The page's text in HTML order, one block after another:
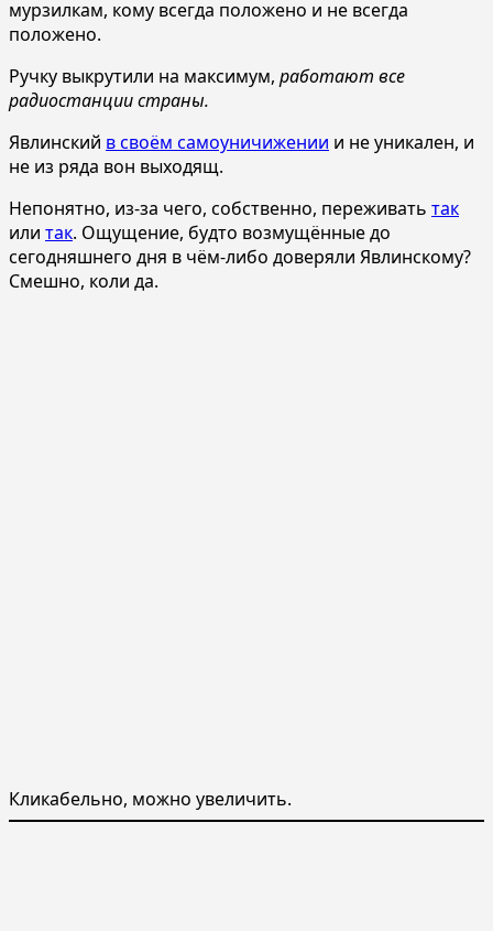
мурзилкам, кому всегда положено и не всегда
положено.
Ручку выкрутили на максимум, работают все
радиостанции страны.
Явлинский в своём самоуничижении и не уникален, и
не из ряда вон выходящ.
Непонятно, из-за чего, собственно, переживать так
или так. Ощущение, будто возмущённые до
сегодняшнего дня в чём-либо доверяли Явлинскому?
Смешно, коли да.
Кликабельно, можно увеличить.